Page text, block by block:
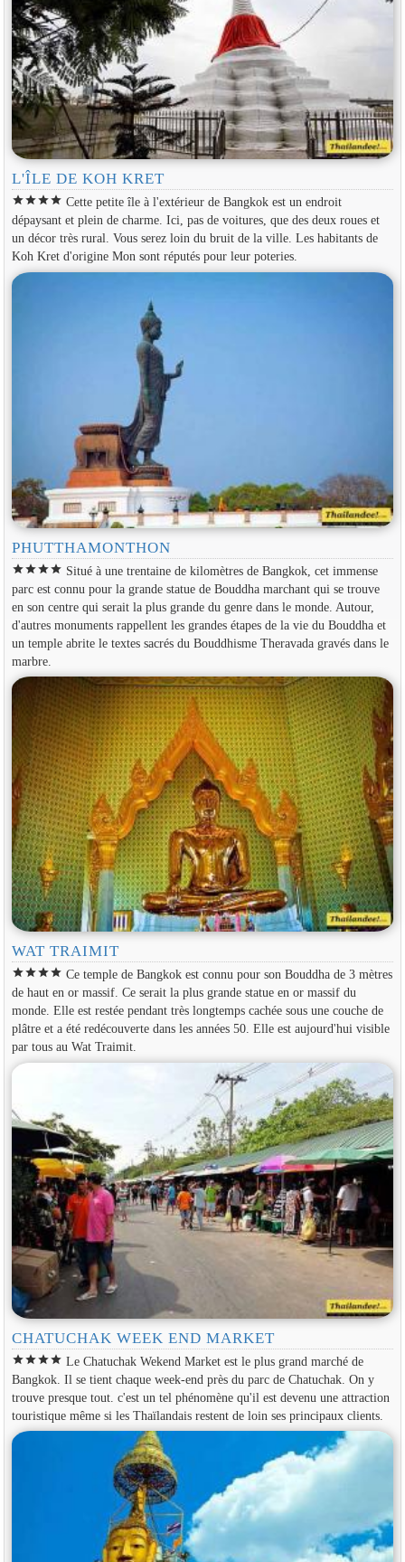
L'ÎLE DE KOH KRET
starstarstarstar Cette petite île à l'extérieur de Bangkok est un endroit
dépaysant et plein de charme. Ici, pas de voitures, que des deux roues et
un décor très rural. Vous serez loin du bruit de la ville. Les habitants de
Koh Kret d'origine Mon sont réputés pour leur poteries.
PHUTTHAMONTHON
starstarstarstar Situé à une trentaine de kilomètres de Bangkok, cet immense
parc est connu pour la grande statue de Bouddha marchant qui se trouve
en son centre qui serait la plus grande du genre dans le monde. Autour,
d'autres monuments rappellent les grandes étapes de la vie du Bouddha et
un temple abrite le textes sacrés du Bouddhisme Theravada gravés dans le
marbre.
WAT TRAIMIT
starstarstarstar Ce temple de Bangkok est connu pour son Bouddha de 3 mètres
de haut en or massif. Ce serait la plus grande statue en or massif du
monde. Elle est restée pendant très longtemps cachée sous une couche de
plâtre et a été redécouverte dans les années 50. Elle est aujourd'hui visible
par tous au Wat Traimit.
CHATUCHAK WEEK END MARKET
starstarstarstar Le Chatuchak Wekend Market est le plus grand marché de
Bangkok. Il se tient chaque week-end près du parc de Chatuchak. On y
trouve presque tout. c'est un tel phénomène qu'il est devenu une attraction
touristique même si les Thaïlandais restent de loin ses principaux clients.